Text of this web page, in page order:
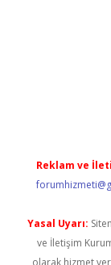
Reklam ve
Yasal Uyarı:
ve İletişim
olarak hizmet